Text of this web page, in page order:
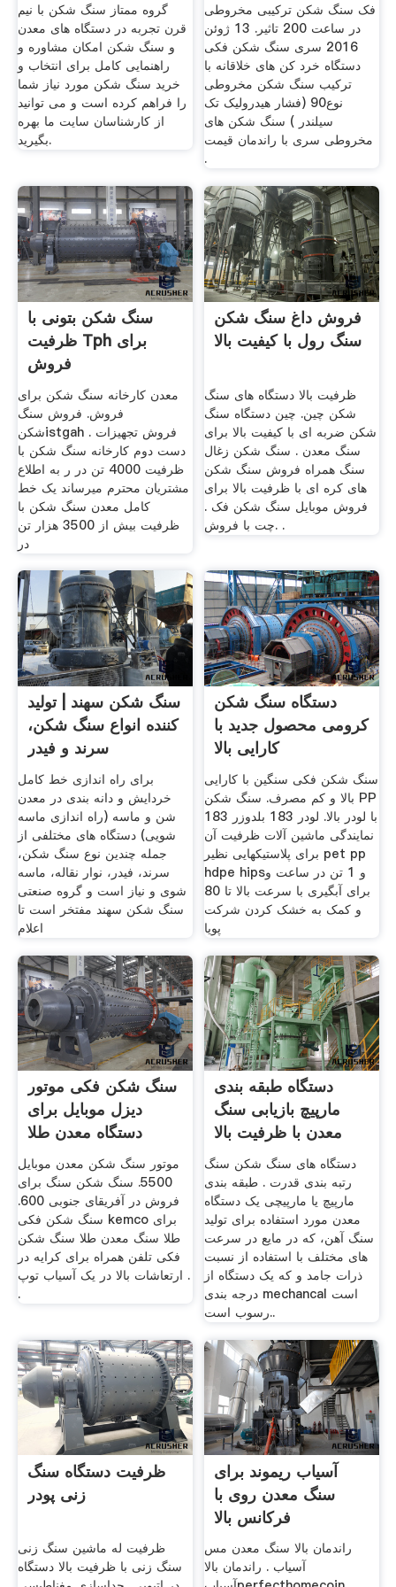
گروه ممتاز سنگ شکن با نیم
قرن تجربه در دستگاه های معدن
و سنگ شکن امکان مشاوره و
راهنمایی کامل برای انتخاب و
خرید سنگ شکن مورد نیاز شما
را فراهم کرده است و می توانید
از کارشناسان سایت ما بهره
بگیرید.
فک سنگ شکن ترکیبی مخروطی
در ساعت 200 تاثیر. 13 ژوئن
2016 سری سنگ شکن فکی
دستگاه خرد کن های خلاقانه با
ترکیب سنگ شکن مخروطی
نوع90 (فشار هیدرولیک تک
سیلندر ) سنگ شکن های
مخروطی سری با راندمان قیمت
.
سنگ شکن بتونی با
ظرفیت Tph برای
فروش
معدن کارخانه سنگ شکن برای
فروش. فروش سنگ
شکنistgah . فروش تجهیزات
دست دوم کارخانه سنگ شکن با
ظرفیت 4000 تن در ر به اطلاع
مشتریان محترم میرساند یک خط
کامل معدن سنگ شکن با
ظرفیت بیش از 3500 هزار تن
در
فروش داغ سنگ شکن
سنگ رول با کیفیت بالا
ظرفیت بالا دستگاه های سنگ
شکن چین. چین دستگاه سنگ
شکن ضربه ای با کیفیت بالا برای
سنگ معدن . سنگ شکن زغال
سنگ همراه فروش سنگ شکن
های کره ای با ظرفیت بالا برای
فروش موبایل سنگ شکن فک .
چت با فروش. .
سنگ شکن سهند | تولید
کننده انواع سنگ شکن،
سرند و فیدر
برای راه اندازی خط کامل
خردایش و دانه بندی در معدن
شن و ماسه (راه اندازی ماسه
شویی)‌ دستگاه های مختلفی از
جمله چندین نوع سنگ شکن،
سرند، فیدر، نوار نقاله، ماسه
شوی و نیاز است و گروه صنعتی
سنگ شکن سهند مفتخر است تا
اعلام
دستگاه سنگ شکن
کرومی محصول جدید با
کارایی بالا
سنگ شکن فکی سنگین با کارایی
بالا و کم مصرف. سنگ شکن PP
با لودر بالا. لودر 183 بلدوزر 183
نمایندگی ماشین آلات ظرفیت آن
برای پلاستیکهایی نظیر pet pp
hdpe hipsو 1 تن در ساعت و
برای آبگیری با سرعت بالا تا 80
و کمک به خشک کردن شرکت
پویا
سنگ شکن فکی موتور
دیزل موبایل برای
دستگاه معدن طلا
موتور سنگ شکن معدن موبایل
5500. سنگ شکن سنگ برای
فروش در آفریقای جنوبی 600.
سنگ شکن فکی kemco برای
طلا سنگ معدن طلا سنگ شکن
فکی تلفن همراه برای کرایه در
ارتعاشات بالا در یک آسیاب توپ .
.
دستگاه طبقه بندی
مارپیچ بازیابی سنگ
معدن با ظرفیت بالا
دستگاه های سنگ شکن سنگ
رتبه بندی قدرت . طبقه بندی
مارپیچ یا مارپیچی یک دستگاه
معدن مورد استفاده برای تولید
سنگ آهن، که در مایع در سرعت
های مختلف با استفاده از نسبت
ذرات جامد و که یک دستگاه از
درجه بندی mechancal است
رسوب است..
ظرفیت دستگاه سنگ
زنی پودر
ظرفیت له ماشین سنگ زنی
سنگ زنی با ظرفیت بالا دستگاه
آسیاب ریموند برای
سنگ معدن روی با
فرکانس بالا
راندمان بالا سنگ معدن مس
آسیاب . راندمان بالا